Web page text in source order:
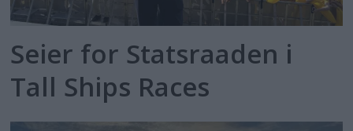
Seier for Statsraaden i
Tall Ships Races